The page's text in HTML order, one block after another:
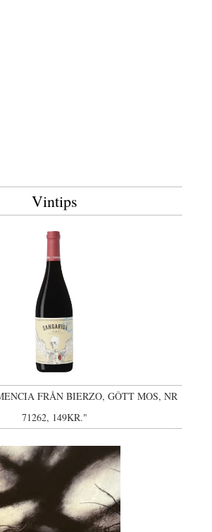
Vintips
FRÅN BIERZO, GÔTT MOS, NR
71262, 149KR."